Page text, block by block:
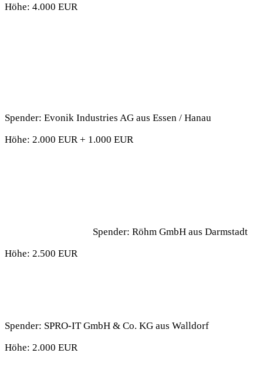
Höhe: 4.000 EUR
Spender: Evonik Industries AG aus Essen / Hanau
Höhe: 2.000 EUR + 1.000 EUR
Spender: Röhm GmbH aus Darmstadt
Höhe: 2.500 EUR
Spender: SPRO-IT GmbH & Co. KG aus Walldorf
Höhe: 2.000 EUR